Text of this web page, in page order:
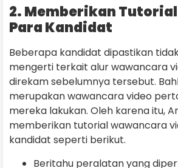
2. Memberikan
Para Kandidat
Beberapa kandidat dipastikan tidak
mengerti terkait alur wawancara
direkam sebelumnya tersebut.
merupakan wawancara video
mereka lakukan. Oleh karena itu,
memberikan tutorial wawancara
kandidat seperti berikut.
Beritahu peralatan yang